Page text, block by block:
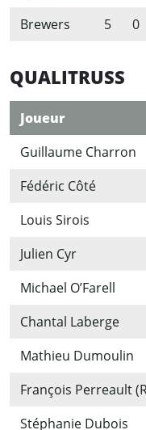
Brewers
5 0
QUALITRUSS
Joueur
Guillaume Charron
Fédéric Côté
Louis Sirois
Julien Cyr
Michael O’Farell
Chantal Laberge
Mathieu Dumoulin
François Perreault
Stéphanie Dubois